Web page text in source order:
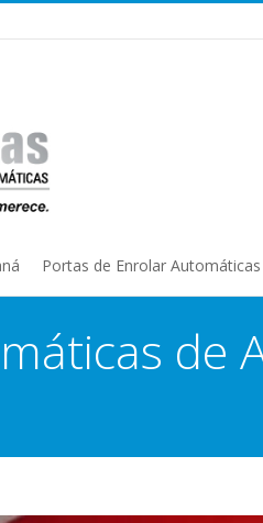
Portas de Enrolar Automáticas
de